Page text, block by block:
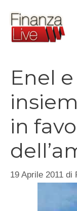
contenuto
Enel
in
19 Aprile 2011 di